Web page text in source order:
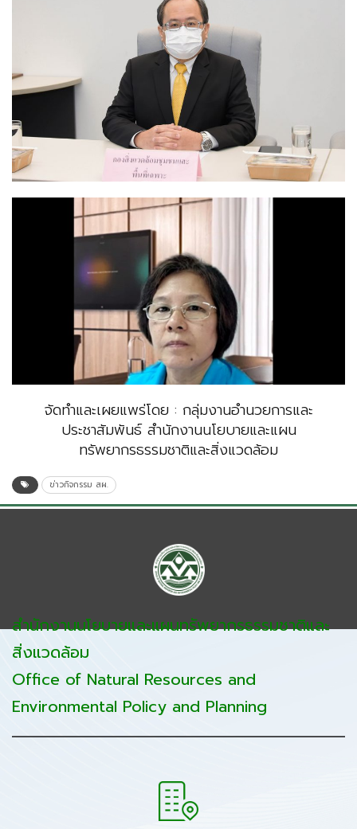
จัดทำและเผยแพร่โดย : กลุ่มงานอำนวยการและ
ประชาสัมพันธ์ สำนักงานนโยบายและแผน
ทรัพยากรธรรมชาติและสิ่งแวดล้อม
ข่าวกิจกรรม สผ.
สำนักงานนโยบายและแผนทรัพยากรธรรมชาติและ
สิ่งแวดล้อม
Office of Natural Resources and
Environmental Policy and Planning